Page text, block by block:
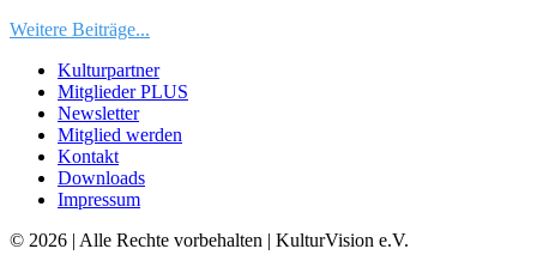
Weitere Beiträge...
Kulturpartner
Mitglieder PLUS
Newsletter
Mitglied werden
Kontakt
Downloads
Impressum
© 2026 | Alle Rechte vorbehalten | KulturVision e.V.